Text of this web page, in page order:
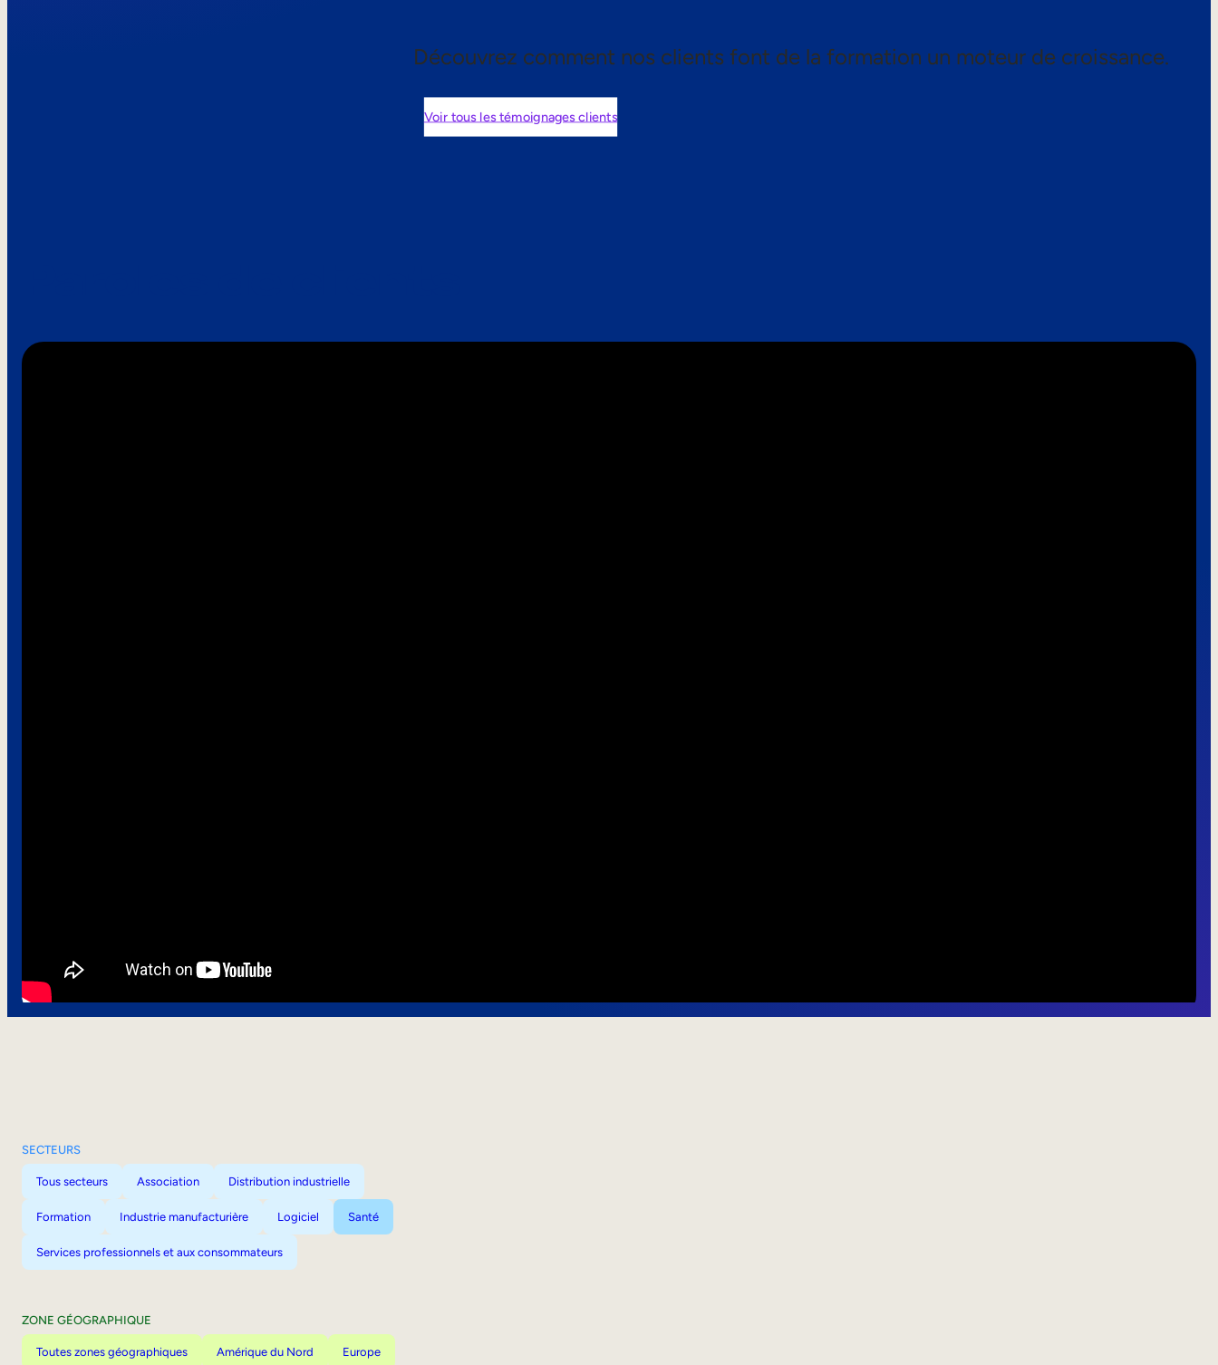
Découvrez comment nos clients font de la formation un moteur de croissance.
Voir tous les témoignages clients
SECTEURS
Tous secteurs Association Distribution industrielle
Formation Industrie manufacturière Logiciel Santé
Services professionnels et aux consommateurs
ZONE GÉOGRAPHIQUE
Toutes zones géographiques Amérique du Nord Europe